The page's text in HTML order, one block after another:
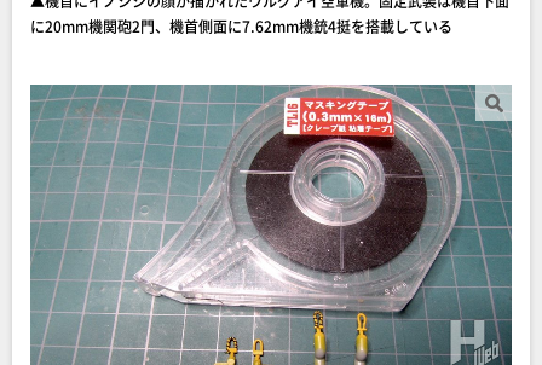
に20mm機関砲2門、機首側面に7.62mm機銃4挺を搭載している